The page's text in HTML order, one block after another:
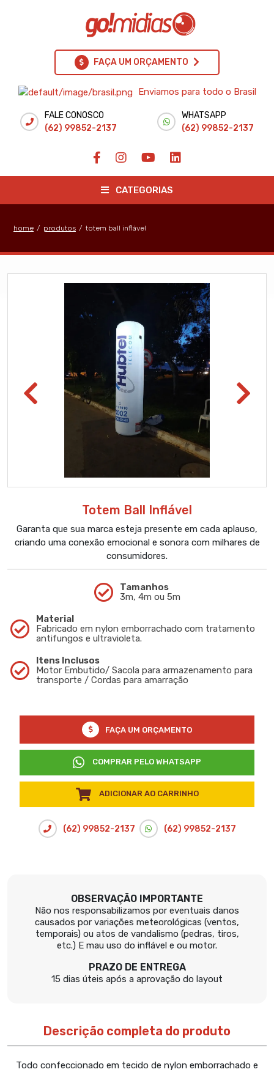
FAÇA UM ORÇAMENTO
Enviamos para todo o Brasil
FALE CONOSCO
(62) 99852-2137
WHATSAPP
(62) 99852-2137
CATEGORIAS
home / produtos / totem ball inflável
Totem Ball Inflável
Garanta que sua marca esteja presente em cada aplauso,
criando uma conexão emocional e sonora com milhares de
consumidores.
Tamanhos
3m, 4m ou 5m
Material
Fabricado em nylon emborrachado com tratamento
antifungos e ultravioleta.
Itens Inclusos
Motor Embutido/ Sacola para armazenamento para
transporte / Cordas para amarração
FAÇA UM ORÇAMENTO
COMPRAR PELO WHATSAPP
ADICIONAR AO CARRINHO
(62) 99852-2137 (62) 99852-2137
OBSERVAÇÃO IMPORTANTE
Não nos responsabilizamos por eventuais danos
causados por variações meteorológicas (ventos,
temporais) ou atos de vandalismo (pedras, tiros,
etc.) E mau uso do inflável e ou motor.
PRAZO DE ENTREGA
15 dias úteis após a aprovação do layout
Descrição completa do produto
Todo confeccionado em tecido de nylon emborrachado e